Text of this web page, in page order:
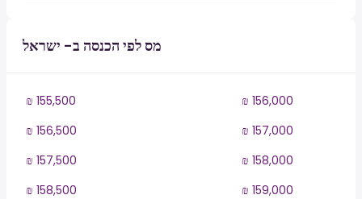
מס לפי הכנסה ב- ישראל
₪ 155,500
₪ 156,000
₪ 156,500
₪ 157,000
₪ 157,500
₪ 158,000
₪ 158,500
₪ 159,000